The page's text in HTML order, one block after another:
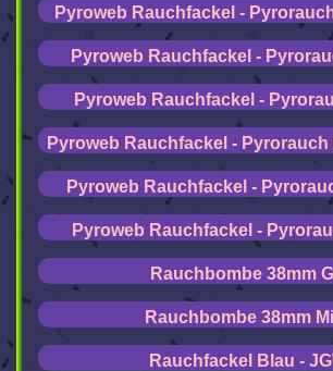
Pyroweb Rauchfackel -
Pyroweb Rauchfackel -
Pyroweb Rauchfackel -
Pyroweb Rauchfackel - Pyrorauch
Pyroweb Rauchfackel -
Pyroweb Rauchfackel -
Rauchbombe 38mm
Rauchbombe 38mm
Rauchfackel Blau -